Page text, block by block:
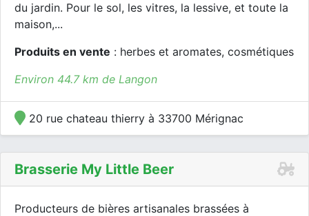
du jardin. Pour le sol, les vitres, la lessive, et toute la
maison,...
Produits en vente : herbes et aromates, cosmétiques
Environ 44.7 km de Langon
20 rue chateau thierry à 33700 Mérignac
Brasserie My Little Beer
Producteurs de bières artisanales brassées à